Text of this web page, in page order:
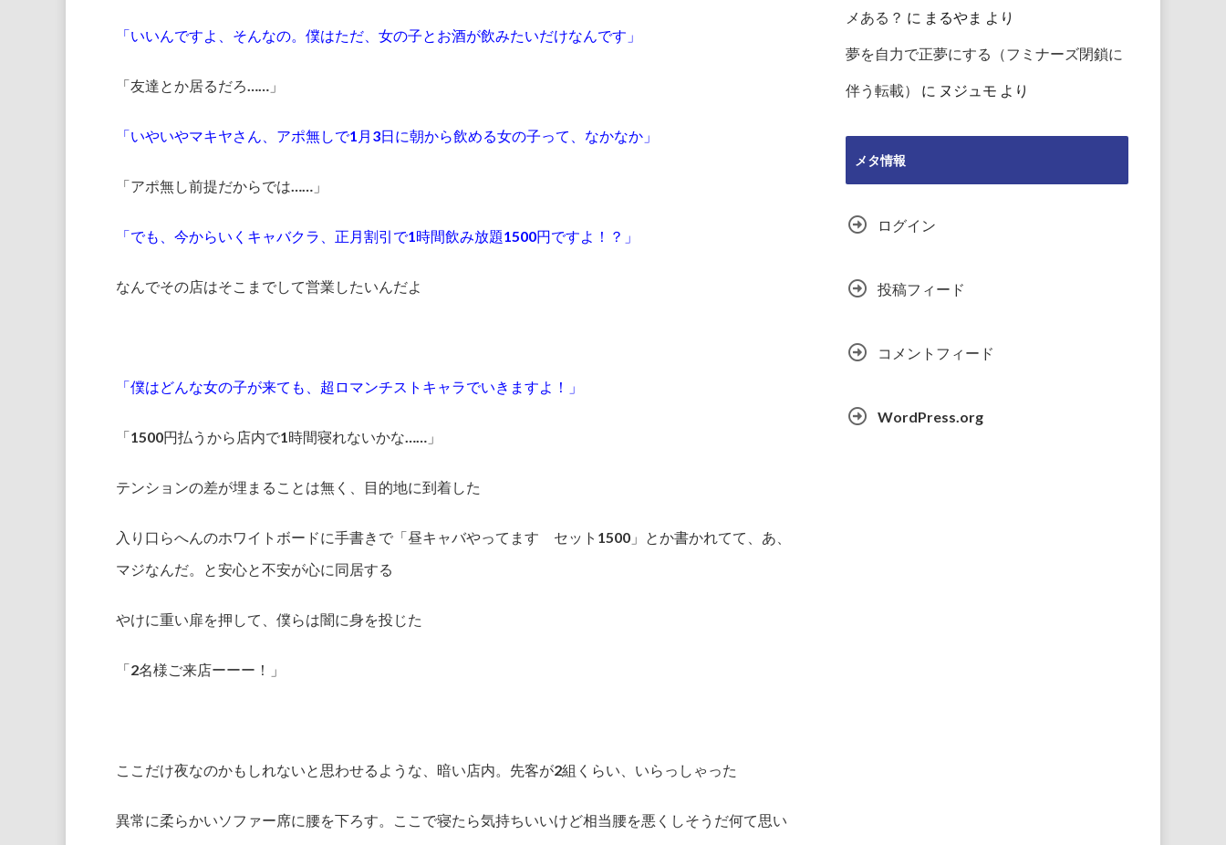
「いいんですよ、そんなの。僕はただ、女の子とお酒が飲みたいだけなんです」
「友達とか居るだろ……」
「いやいやマキヤさん、アポ無しで1月3日に朝から飲める女の子って、なかなか」
「アポ無し前提だからでは……」
「でも、今からいくキャバクラ、正月割引で1時間飲み放題1500円ですよ！？」
なんでその店はそこまでして営業したいんだよ
「僕はどんな女の子が来ても、超ロマンチストキャラでいきますよ！」
「1500円払うから店内で1時間寝れないかな……」
テンションの差が埋まることは無く、目的地に到着した
入り口らへんのホワイトボードに手書きで「昼キャバやってます セット1500」とか書かれてて、あ、
マジなんだ。と安心と不安が心に同居する
やけに重い扉を押して、僕らは闇に身を投じた
「2名様ご来店ーーー！」
ここだけ夜なのかもしれないと思わせるような、暗い店内。先客が2組くらい、いらっしゃった
異常に柔らかいソファー席に腰を下ろす。ここで寝たら気持ちいいけど相当腰を悪くしそうだ何て思い
メある？ に まるやま より
夢を自力で正夢にする（フミナーズ閉鎖に
伴う転載） に ヌジュモ より
メタ情報
ログイン
投稿フィード
コメントフィード
WordPress.org